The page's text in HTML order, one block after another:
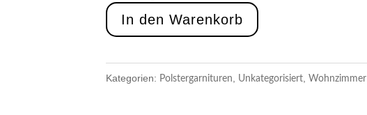
In den Warenkorb
Kategorien: Polstergarnituren Unkategorisiert ,Wohnzimmer